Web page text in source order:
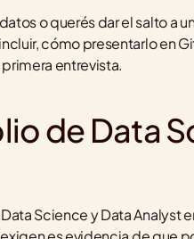
o querés dar el salto a
cómo presentarlo en
entrevista.
de Data
Science y Data